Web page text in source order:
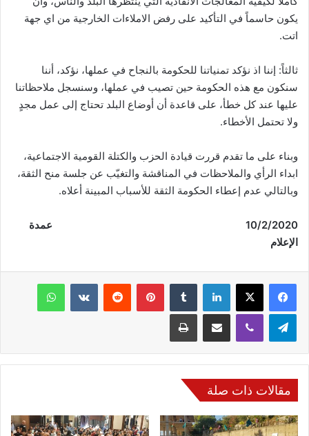
يكون حاسماً في التأكيد على رفض الاملاءات الخارجية من اي جهة
اتت.
ثالثاً: إننا اذ نؤكد تمنياتنا للحكومة بالنجاح في عملها، نؤكد، أننا
سنكون مع هذه الحكومة حين تصيب في عملها، وسنسجل ملاحظاتنا
عليها عند كل خطأ، على قاعدة أن أوضاع البلد تحتاج إلى عمل مجدٍ
ولا تحتمل الأخطاء.
وبناء على ما تقدم قررت قيادة الحزب والكتلة القومية الاجتماعية،
ابداء الرأي والملاحظات في المناقشة والتغيّب عن جلسة منح الثقة،
وبالتالي عدم إعطاء الحكومة الثقة للأسباب المبينة أعلاه.
10/2/2020
عمدة
الإعلام
فيسبوك لينكدإن بينتيريست
مقالات ذات صلة